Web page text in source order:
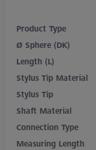
Product Type
Ø Sphere (DK)
Length (L)
Stylus Tip Material
Stylus Tip
Shaft Material
Connection Type
Measuring Length